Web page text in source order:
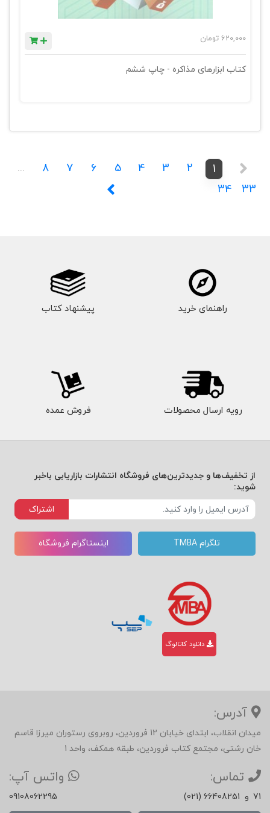
620,000 تومان
کتاب ابزارهای مذاکره - چاپ ششم
1
2
3
4
5
6
7
8
...
33
34
راهنمای خرید پیشنهاد کتاب
رویه ارسال محصولات فروش عمده
از تخفیف‌ها و جدیدترین‌های فروشگاه انتشارات بازاریابی باخبر
شوید:
اشتراک
تلگرام TMBA اینستاگرام فروشگاه
دانلود کاتالوگ
آدرس:
میدان انقلاب، ابتدای خیابان 12 فروردین، روبروی رستوران میرزا قاسم
خان رشتی، مجتمع کتاب فروردین، طبقه همکف، واحد 1
تماس:
(021) 66408251 و 71
واتس آپ:
09108062295